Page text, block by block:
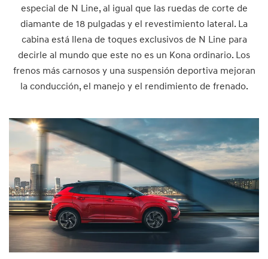
especial de N Line, al igual que las ruedas de corte de
diamante de 18 pulgadas y el revestimiento lateral. La
cabina está llena de toques exclusivos de N Line para
decirle al mundo que este no es un Kona ordinario. Los
frenos más carnosos y una suspensión deportiva mejoran
la conducción, el manejo y el rendimiento de frenado.